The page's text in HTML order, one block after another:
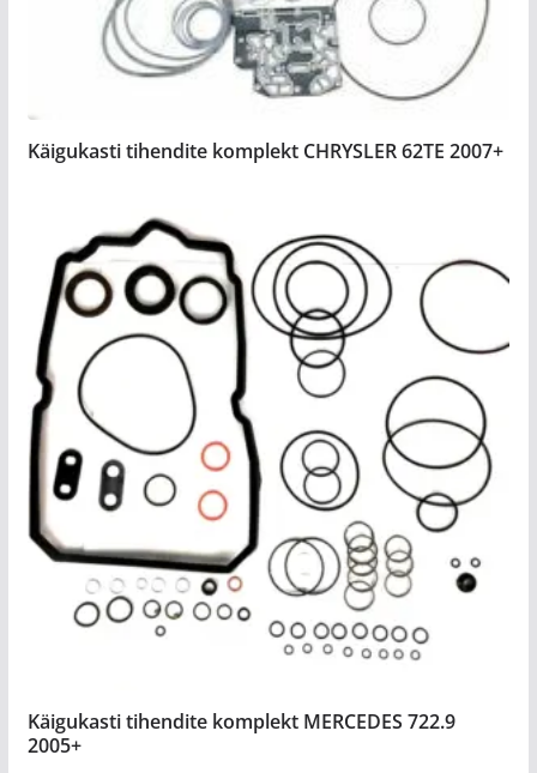
Käigukasti tihendite komplekt CHRYSLER 62TE 2007+
Käigukasti tihendite komplekt MERCEDES 722.9
2005+